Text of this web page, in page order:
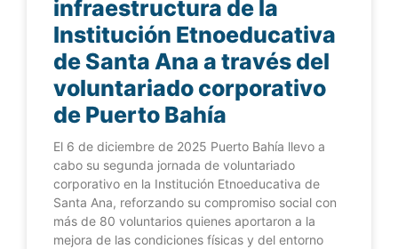
infraestructura de la
Institución Etnoeducativa
de Santa Ana a través del
voluntariado corporativo
de Puerto Bahía
El 6 de diciembre de 2025 Puerto Bahía llevo a
cabo su segunda jornada de voluntariado
corporativo en la Institución Etnoeducativa de
Santa Ana, reforzando su compromiso social con
más de 80 voluntarios quienes aportaron a la
mejora de las condiciones físicas y del entorno